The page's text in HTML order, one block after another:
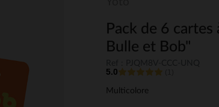
Pack de 6
Bulle et Bob"
5.0
Multicolore